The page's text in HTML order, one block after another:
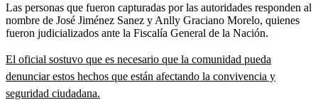
Las personas que fueron capturadas por las autoridades responden al
nombre de José Jiménez Sanez y Anlly Graciano Morelo, quienes
fueron judicializados ante la Fiscalía General de la Nación.
El oficial sostuvo que es necesario que la comunidad pueda
denunciar estos hechos que están afectando la convivencia y
seguridad ciudadana.